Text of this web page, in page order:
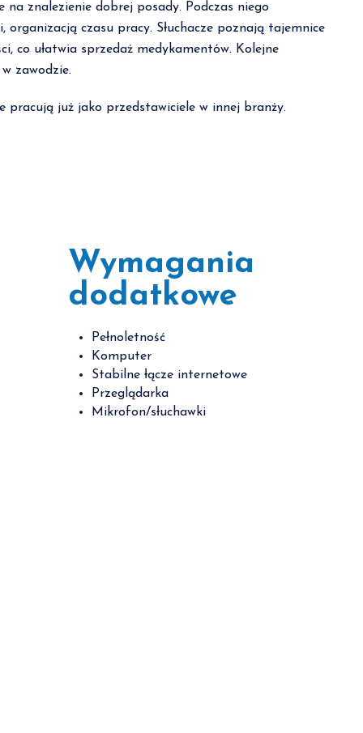
znalezienie dobrej posady. Podczas niego
czasu pracy. Słuchacze poznają tajemnice
co ułatwia sprzedaż medykamentów. Kolejne
zawodzie.
pracują już jako przedstawiciele w innej branży.
Wymagania
dodatkowe
Pełnoletność
Komputer
Stabilne łącze internetowe
Przeglądarka
Mikrofon/słuchawki